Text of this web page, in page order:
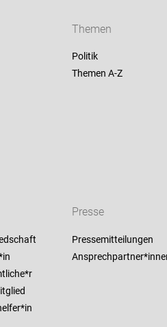
Themen
Politik
Themen A-Z
Presse
Pressemitteilungen